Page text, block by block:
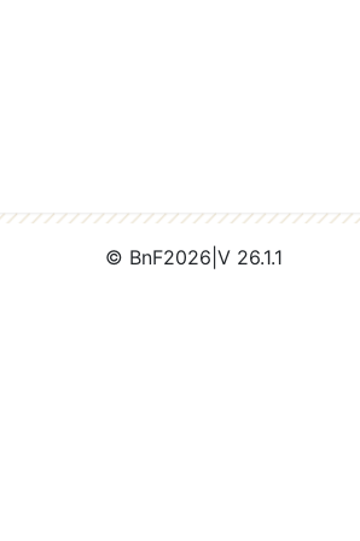
© BnF2026 V 26.1.1